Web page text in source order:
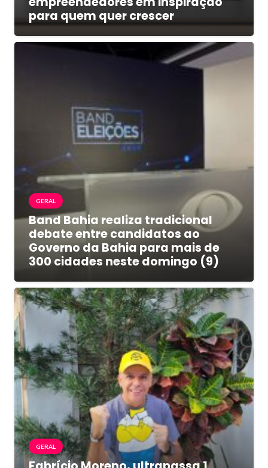
para quem quer crescer
GERAL
Band Bahia realiza tradicional
debate entre candidatos ao
Governo da Bahia para mais de
300 cidades neste domingo (9)
GERAL